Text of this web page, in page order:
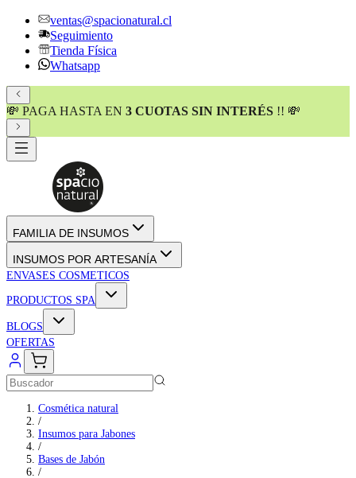
ventas@spacionatural.cl
Seguimiento
Tienda Física
Whatsapp
💸 PAGA HASTA EN 3 CUOTAS SIN INTERÉS !! 💸
FAMILIA DE INSUMOS
INSUMOS POR ARTESANÍA
ENVASES COSMETICOS
PRODUCTOS SPA
BLOGS
OFERTAS
Cosmética natural
/
Insumos para Jabones
/
Bases de Jabón
/